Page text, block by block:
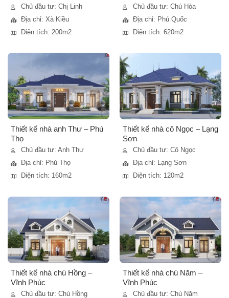
Chủ đầu tư: Chị Linh
Địa chỉ: Xà Kiều
Diện tích: 200m2
Chủ đầu tư: Chú Hòa
Địa chỉ: Phú Quốc
Diện tích: 620m2
Thiết kế nhà anh Thư – Phú
Thọ
Chủ đầu tư: Anh Thư
Địa chỉ: Phú Thọ
Diện tích: 160m2
Thiết kế nhà cô Ngọc – Lạng
Sơn
Chủ đầu tư: Cô Ngọc
Địa chỉ: Lạng Sơn
Diện tích: 120m2
Thiết kế nhà chú Hồng –
Vĩnh Phúc
Chủ đầu tư: Chú Hồng
Thiết kế nhà chú Năm –
Vĩnh Phúc
Chủ đầu tư: Chú Năm